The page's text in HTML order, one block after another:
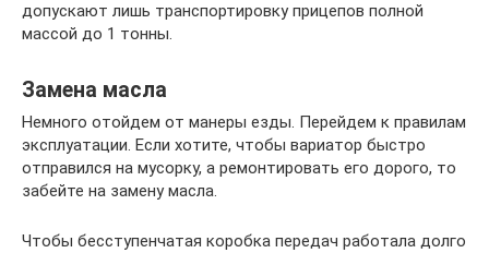
допускают лишь транспортировку прицепов полной
массой до 1 тонны.
Замена масла
Немного отойдем от манеры езды. Перейдем к правилам
эксплуатации. Если хотите, чтобы вариатор быстро
отправился на мусорку, а ремонтировать его дорого, то
забейте на замену масла.
Чтобы бесступенчатая коробка передач работала долго